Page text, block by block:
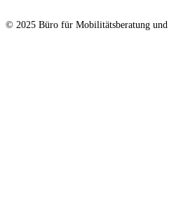
© 2025 Büro für Mobilitätsberatung und